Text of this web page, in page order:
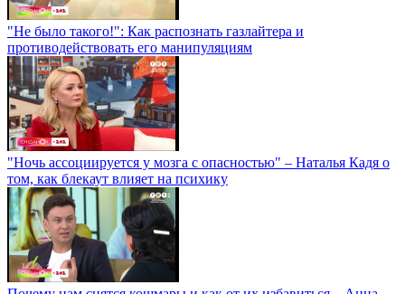
"Не было такого!": Как распознать газлайтера и
противодействовать его манипуляциям
"Ночь ассоциируется у мозга с опасностью" – Наталья Кадя о
том, как блекаут влияет на психику